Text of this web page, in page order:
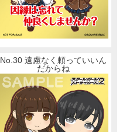
No.30 遠慮なく頼っていいん
だからね